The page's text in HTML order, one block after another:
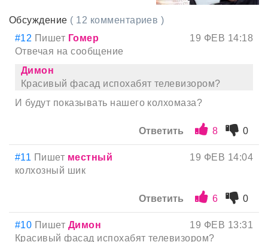
Обсуждение ( 12 комментариев )
#12 Пишет Гомер
19 ФЕВ 14:18
Отвечая на сообщение
Димон
Красивый фасад испохабят телевизором?
И будут показывать нашего колхомаза?
Ответить 8 0
#11 Пишет местный
19 ФЕВ 14:04
колхозный шик
Ответить 6 0
#10 Пишет Димон
19 ФЕВ 13:31
Красивый фасад испохабят телевизором?